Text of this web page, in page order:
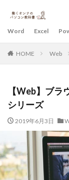
Word Excel
HOME Web
【Web】ブ
シリーズ
2019年6月3日